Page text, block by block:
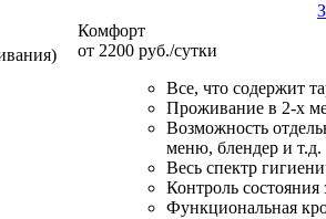
Комфорт
от 2200 руб./сутки
Все, что содержит
Проживание в 2-х
Возможность
меню, блендер и т.д.
Весь спектр
Контроль состояния
Функциональная